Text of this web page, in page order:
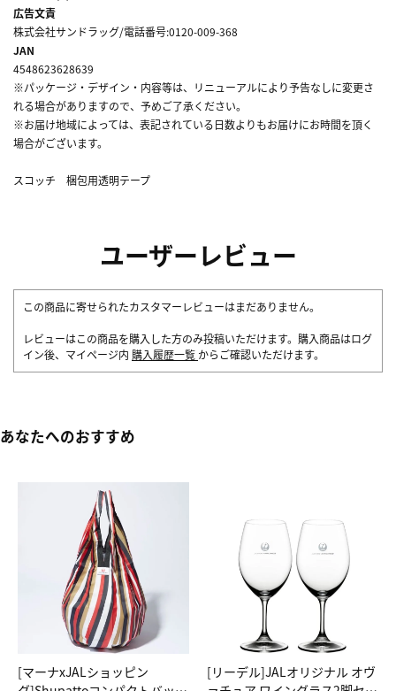
広告文責
株式会社サンドラッグ/電話番号:0120-009-368
JAN
4548623628639
※パッケージ・デザイン・内容等は、リニューアルにより予告なしに変更さ
れる場合がありますので、予めご了承ください。
※お届け地域によっては、表記されている日数よりもお届けにお時間を頂く
場合がございます。
スコッチ 梱包用透明テープ
ユーザーレビュー
この商品に寄せられたカスタマーレビューはまだありません。
レビューはこの商品を購入した方のみ投稿いただけます。購入商品はログ
イン後、マイページ内 購入履歴一覧 からご確認いただけます。
あなたへのおすすめ
[マーナxJALショッピン
[リーデル]JALオリジナル オヴ